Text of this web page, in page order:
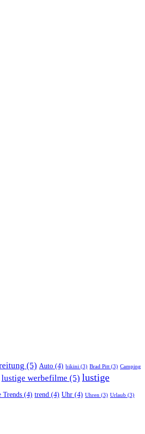
(5) Auto (4) bikini (3) Brad Pitt (3) Camping
lustige werbefilme (5) lustige
Trends (4) trend (4) Uhr (4) Uhren (3) Urlaub (3)